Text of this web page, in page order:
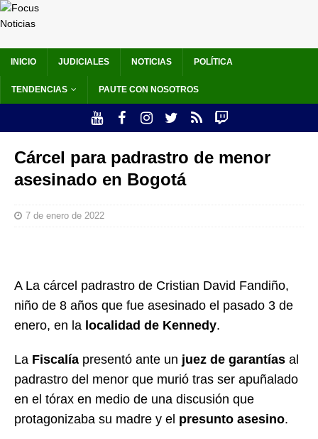
INICIO JUDICIALES NOTICIAS POLÍTICA
TENDENCIAS PAUTE CON NOSOTROS
Cárcel para padrastro de menor
asesinado en Bogotá
7 de enero de 2022
A La cárcel padrastro de Cristian David Fandiño,
niño de 8 años que fue asesinado el pasado 3 de
enero, en la localidad de Kennedy.
La Fiscalía presentó ante un juez de garantías al
padrastro del menor que murió tras ser apuñalado
en el tórax en medio de una discusión que
protagonizaba su madre y el presunto asesino.